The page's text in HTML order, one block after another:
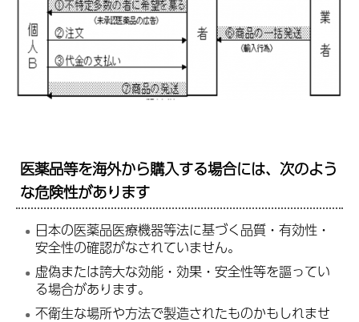
医薬品等を海外から購入する場合には、次のよう
な危険性があります
日本の医薬品医療機器等法に基づく品質・有効性・
安全性の確認がなされていません。
虚偽または誇大な効能・効果・安全性等を謳ってい
る場合があります。
不衛生な場所や方法で製造されたものかもしれませ